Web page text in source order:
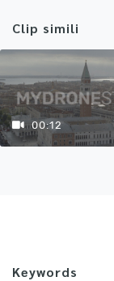
Clip simili
00:12
Keywords